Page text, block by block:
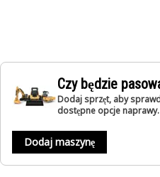
Czy będzie
Dodaj sprzęt, aby
dostępne opcje naprawy.
Dodaj maszynę